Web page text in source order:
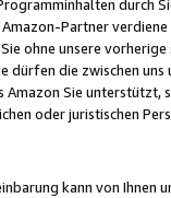
durch
Partner
ohne unsere
die zwischen uns
Amazon Sie
oder juristischen
kann von Ihnen